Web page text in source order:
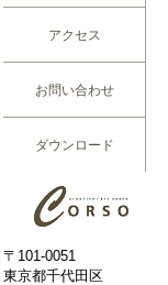
アクセス
お問い合わせ
ダウンロード
〒101-0051
東京都千代田区